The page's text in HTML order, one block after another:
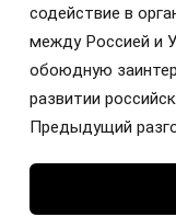
содействие в
между Россией и
обоюдную
развитии
Предыдущий